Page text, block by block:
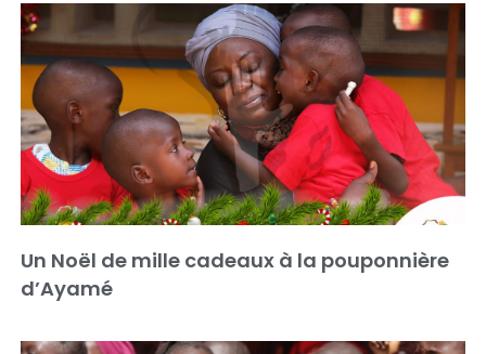
Un Noël de mille cadeaux à la pouponnière
d’Ayamé